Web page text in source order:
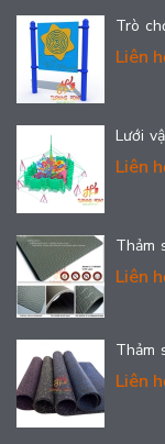
Trò
Liên
Lưới
Liên
Thảm
Liên
Thảm
Liên